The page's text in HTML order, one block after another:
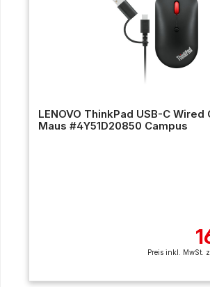
LENOVO ThinkPad USB-C Wired
Maus #4Y51D20850 Campus
Preis inkl. MwSt.